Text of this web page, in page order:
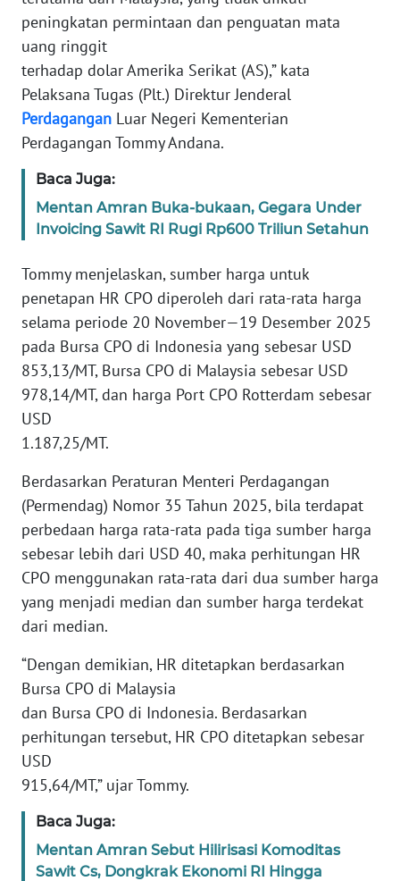
peningkatan permintaan dan penguatan mata
uang ringgit
terhadap dolar Amerika Serikat (AS),” kata
Pelaksana Tugas (Plt.) Direktur Jenderal
Perdagangan Luar Negeri Kementerian
Perdagangan Tommy Andana.
Baca Juga:
Mentan Amran Buka-bukaan, Gegara Under
Invoicing Sawit RI Rugi Rp600 Triliun Setahun
Tommy menjelaskan, sumber harga untuk
penetapan HR CPO diperoleh dari rata-rata harga
selama periode 20 November—19 Desember 2025
pada Bursa CPO di Indonesia yang sebesar USD
853,13/MT, Bursa CPO di Malaysia sebesar USD
978,14/MT, dan harga Port CPO Rotterdam sebesar
USD
1.187,25/MT.
Berdasarkan Peraturan Menteri Perdagangan
(Permendag) Nomor 35 Tahun 2025, bila terdapat
perbedaan harga rata-rata pada tiga sumber harga
sebesar lebih dari USD 40, maka perhitungan HR
CPO menggunakan rata-rata dari dua sumber harga
yang menjadi median dan sumber harga terdekat
dari median.
“Dengan demikian, HR ditetapkan berdasarkan
Bursa CPO di Malaysia
dan Bursa CPO di Indonesia. Berdasarkan
perhitungan tersebut, HR CPO ditetapkan sebesar
USD
915,64/MT,” ujar Tommy.
Baca Juga:
Mentan Amran Sebut Hilirisasi Komoditas
Sawit Cs, Dongkrak Ekonomi RI Hingga
SIBER
REDAKSI
KARIR
DISCLAIMER
Wahana
Regional
WN
SUMUT
WN
JAKARTA
WN
JABAR
WN
BANTEN
WN
WN
KEPRI
PAPUA
WN
PAPUA
BARAT
WN
RIAU